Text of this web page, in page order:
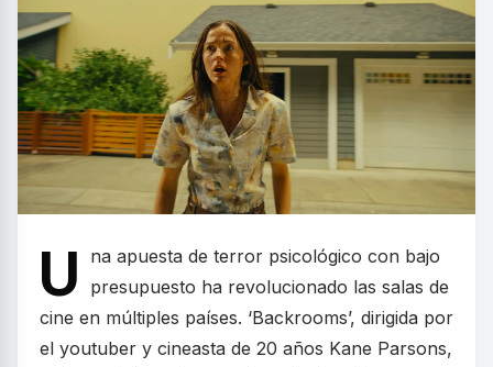
U
na apuesta de terror psicológico con bajo
presupuesto ha revolucionado las salas de
cine en múltiples países. ‘Backrooms’, dirigida por
el youtuber y cineasta de 20 años Kane Parsons,